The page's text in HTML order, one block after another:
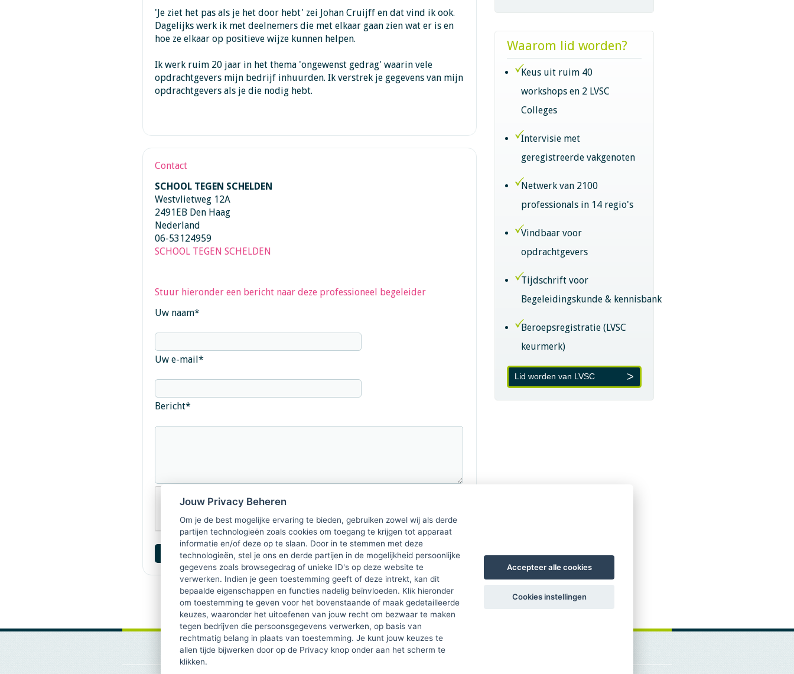
'Je ziet het pas als je het door hebt' zei Johan Cruijff en dat vind ik ook.
Dagelijks werk ik met deelnemers die met elkaar gaan zien wat er is en
hoe ze elkaar op positieve wijze kunnen helpen.
Ik werk ruim 20 jaar in het thema 'ongewenst gedrag' waarin vele
opdrachtgevers mijn bedrijf inhuurden. Ik verstrek je gegevens van mijn
opdrachtgevers als je die nodig hebt.
Contact
SCHOOL TEGEN SCHELDEN
Westvlietweg 12A
2491EB Den Haag
Nederland
06-53124959
SCHOOL TEGEN SCHELDEN
Stuur hieronder een bericht naar deze professioneel begeleider
Uw naam*
Uw e-mail*
Bericht*
Waarom lid worden?
Keus uit ruim 40
workshops en 2 LVSC
Colleges
Intervisie met
geregistreerde vakgenoten
Netwerk van 2100
professionals in 14 regio's
Vindbaar voor
opdrachtgevers
Tijdschrift voor
Begeleidingskunde & kennisbank
Beroepsregistratie (LVSC
keurmerk)
Lid worden van LVSC
Jouw Privacy Beheren
Om je de best mogelijke ervaring te bieden, gebruiken zowel wij als derde
partijen technologieën zoals cookies om toegang te krijgen tot apparaat
informatie en/of deze op te slaan. Door in te stemmen met deze
technologieën, stel je ons en derde partijen in de mogelijkheid persoonlijke
gegevens zoals browsegedrag of unieke ID's op deze website te
verwerken. Indien je geen toestemming geeft of deze intrekt, kan dit
bepaalde eigenschappen en functies nadelig beïnvloeden. Klik hieronder
om toestemming te geven voor het bovenstaande of maak gedetailleerde
keuzes, waaronder het uitoefenen van jouw recht om bezwaar te maken
tegen bedrijven die persoonsgegevens verwerken, op basis van
rechtmatig belang in plaats van toestemming. Je kunt jouw keuzes te
allen tijde bijwerken door op de Privacy knop onder aan het scherm te
klikken.
Accepteer alle cookies
Cookies instellingen